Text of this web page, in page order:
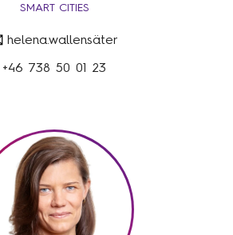
SMART CITIES
helena.wallensäter
+46 738 50 01 23